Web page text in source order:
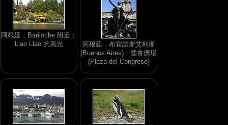
阿根廷．Bariloche 附近：
Llao Llao 的風光
阿根廷．布宜諾斯艾利斯
(Buenos Aires)：國會廣場
(Plaza del Congreso)